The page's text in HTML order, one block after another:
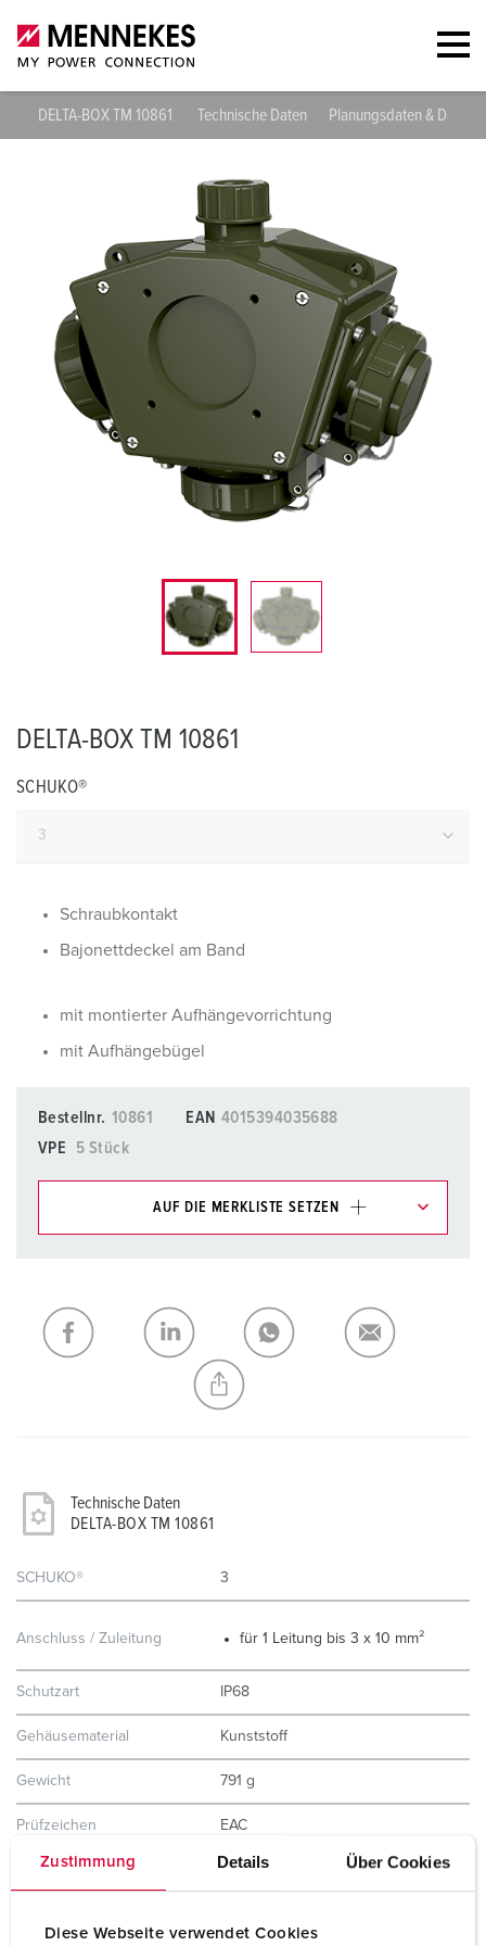
Zustimmung Details Über Cookies
Diese Webseite verwendet Cookies
DELTA-BOX TM 10861 Technische Daten Planungsdaten &
DELTA-BOX TM 10861
SCHUKO®
Schraubkontakt
Bajonettdeckel am Band
mit montierter Aufhängevorrichtung
mit Aufhängebügel
Bestellnr. 10861 EAN 4015394035688
VPE
5 Stück
AUF DIE MERKLISTE SETZEN
Meine Liste (0) HINZUFÜGEN
NEUE LISTE ERSTELLEN
Technische Daten
DELTA-BOX TM 10861
SCHUKO® 3
Anschluss / Zuleitung für 1 Leitung bis 3 x 10 mm²
Schutzart IP68
Gehäusematerial Kunststoff
Gewicht 791 g
Prüfzeichen EAC
Lagerkombination D